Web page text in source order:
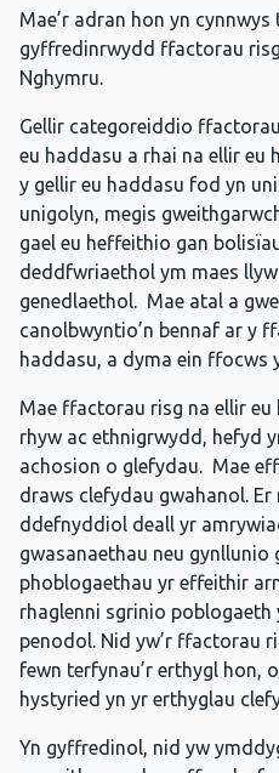
Mae’r adran hon yn
gyffredinrwydd ffactorau
Nghymru.
Gellir categoreiddio
eu haddasu a rhai na ellir
y gellir eu haddasu fod yn
unigolyn, megis
gael eu heffeithio gan
deddfwriaethol ym maes
genedlaethol. Mae atal a
canolbwyntio’n bennaf ar y
haddasu, a dyma ein ffocws
Mae ffactorau risg na ellir eu
rhyw ac ethnigrwydd, hefyd
achosion o glefydau. Mae
draws clefydau gwahanol. Er
ddefnyddiol deall yr
gwasanaethau neu gynllunio
phoblogaethau yr effeithir
rhaglenni sgrinio
penodol. Nid yw’r ffactorau
fewn terfynau’r erthygl hon,
hystyried yn yr erthyglau
Yn gyffredinol, nid yw